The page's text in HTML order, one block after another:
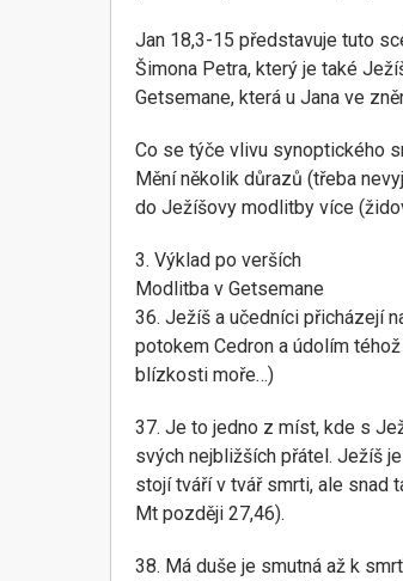
Jan 18,3-15 představuje tuto
Šimona Petra, který je také
Getsemane, která u Jana ve
Co se týče vlivu synoptického
Mění několik důrazů (třeba
do Ježíšovy modlitby více
3. Výklad po verších
Modlitba v Getsemane
36. Ježíš a učedníci přicházejí
potokem Cedron a údolím
blízkosti moře…)
37. Je to jedno z míst, kde s
svých nejbližších přátel. Ježíš
stojí tváří v tvář smrti, ale snad
Mt později 27,46).
38. Má duše je smutná až k